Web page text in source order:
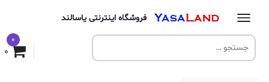
فروشگاه اینترنتی یاسالند
0